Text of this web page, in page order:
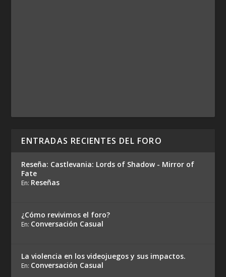
ENTRADAS RECIENTES DEL FORO
Reseña: Castlevania: Lords of Shadow - Mirror of
Fate
En: Reseñas
¿Cómo revivimos el foro?
En: Conversación Casual
La violencia en los videojuegos y sus impactos.
En: Conversación Casual